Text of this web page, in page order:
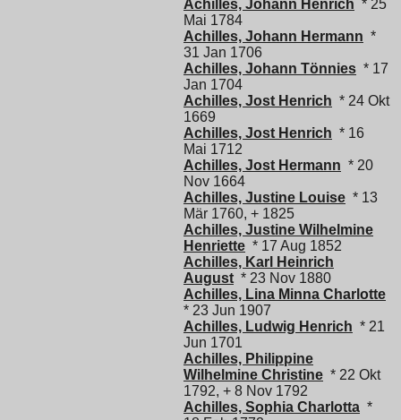
Achilles, Johann Henrich * 25
Mai 1784
Achilles, Johann Hermann *
31 Jan 1706
Achilles, Johann Tönnies * 17
Jan 1704
Achilles, Jost Henrich * 24 Okt
1669
Achilles, Jost Henrich * 16
Mai 1712
Achilles, Jost Hermann * 20
Nov 1664
Achilles, Justine Louise * 13
Mär 1760, + 1825
Achilles, Justine Wilhelmine
Henriette * 17 Aug 1852
Achilles, Karl Heinrich
August * 23 Nov 1880
Achilles, Lina Minna Charlotte
* 23 Jun 1907
Achilles, Ludwig Henrich * 21
Jun 1701
Achilles, Philippine
Wilhelmine Christine * 22 Okt
1792, + 8 Nov 1792
Achilles, Sophia Charlotta *